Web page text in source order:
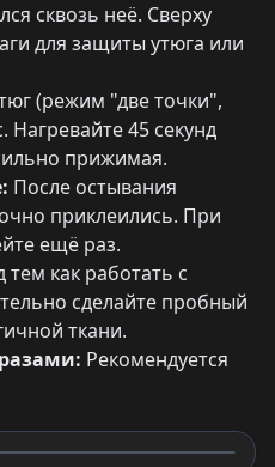
сквозь неё. Сверху
для защиты утюга или
(режим "две точки",
Нагревайте 45 секунд
прижимая.
После остывания
приклеились. При
ещё раз.
тем как работать с
сделайте пробный
ткани.
Рекомендуется